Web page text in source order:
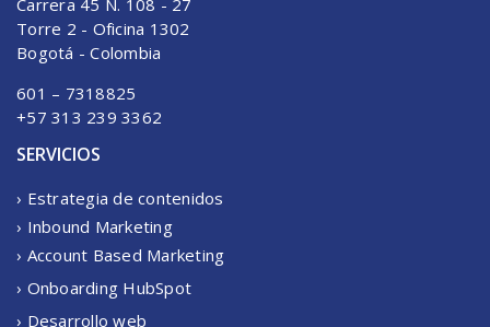
Torre 2 - Oficina 1302
Bogotá - Colombia
601 – 7318825
+57 313 239 3362
SERVICIOS
› Estrategia de contenidos
› Inbound Marketing
› Account Based Marketing
› Onboarding HubSpot
› Desarrollo web